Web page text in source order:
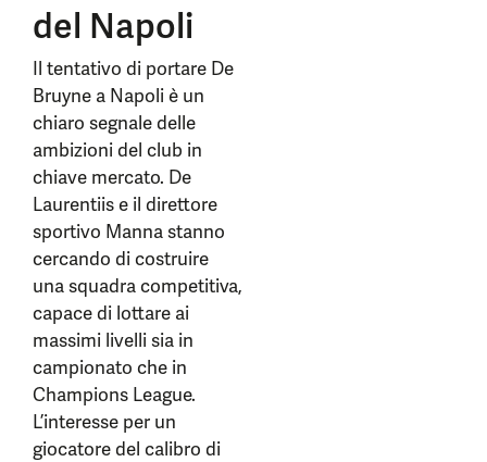
del Napoli
Il tentativo di portare De
Bruyne a Napoli è un
chiaro segnale delle
ambizioni del club in
chiave mercato. De
Laurentiis e il direttore
sportivo Manna stanno
cercando di costruire
una squadra competitiva,
capace di lottare ai
massimi livelli sia in
campionato che in
Champions League.
L’interesse per un
giocatore del calibro di